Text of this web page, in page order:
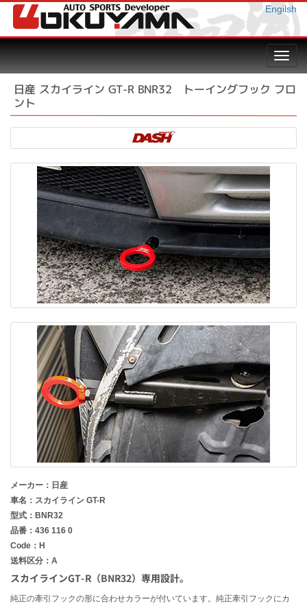
Engilsh
日産 スカイライン GT-R BNR32 トーイングフック フロ
ント
メーカー：日産
車名：スカイライン GT-R
型式：BNR32
品番：436 116 0
Code：H
送料区分：A
スカイラインGT-R（BNR32）専用設計。
純正の牽引フックの形に合わせカラーが付いています。純正牽引フックにカ